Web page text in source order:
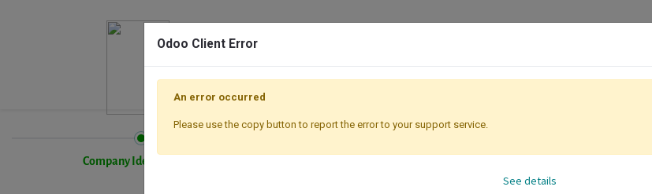
Company Identification
Odoo Client Error
An error occurred
Please use the copy button to report the error to your support service.
See details